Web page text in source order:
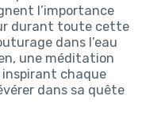
l’importance
durant toute cette
dans l’eau
une méditation
inspirant chaque
dans sa quête